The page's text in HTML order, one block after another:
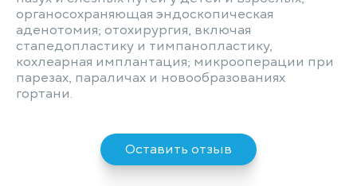
органосохраняющая эндоскопическая
аденотомия; отохирургия, включая
стапедопластику и тимпанопластику,
кохлеарная имплантация; микрооперации при
парезах, параличах и новообразованиях
гортани.
Оставить отзыв